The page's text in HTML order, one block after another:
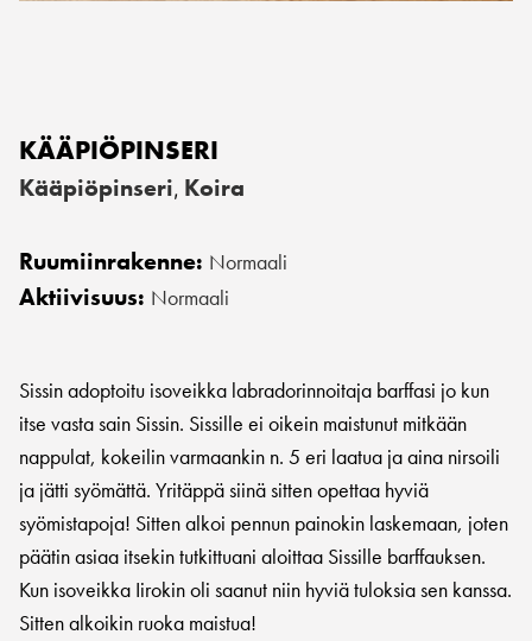
KÄÄPIÖPINSERI
Kääpiöpinseri, Koira
Ruumiinrakenne: Normaali
Aktiivisuus: Normaali
Sissin adoptoitu isoveikka labradorinnoitaja barffasi jo kun
itse vasta sain Sissin. Sissille ei oikein maistunut mitkään
nappulat, kokeilin varmaankin n. 5 eri laatua ja aina nirsoili
ja jätti syömättä. Yritäppä siinä sitten opettaa hyviä
syömistapoja! Sitten alkoi pennun painokin laskemaan, joten
päätin asiaa itsekin tutkittuani aloittaa Sissille barffauksen.
Kun isoveikka Iirokin oli saanut niin hyviä tuloksia sen kanssa.
Sitten alkoikin ruoka maistua!